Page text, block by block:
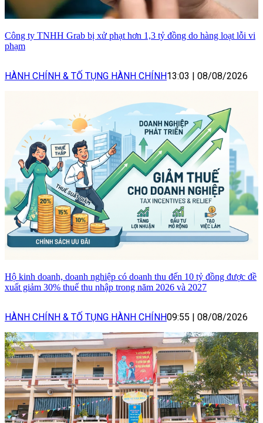
Công ty TNHH Grab bị xử phạt hơn 1,3 tỷ đồng do hàng loạt lỗi vi
phạm
HÀNH CHÍNH & TỐ TỤNG HÀNH CHÍNH13:03 | 08/08/2026
Hộ kinh doanh, doanh nghiệp có doanh thu đến 10 tỷ đồng được đề
xuất giảm 30% thuế thu nhập trong năm 2026 và 2027
HÀNH CHÍNH & TỐ TỤNG HÀNH CHÍNH09:55 | 08/08/2026